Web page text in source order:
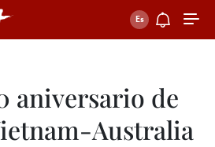
aniversario de
Australia